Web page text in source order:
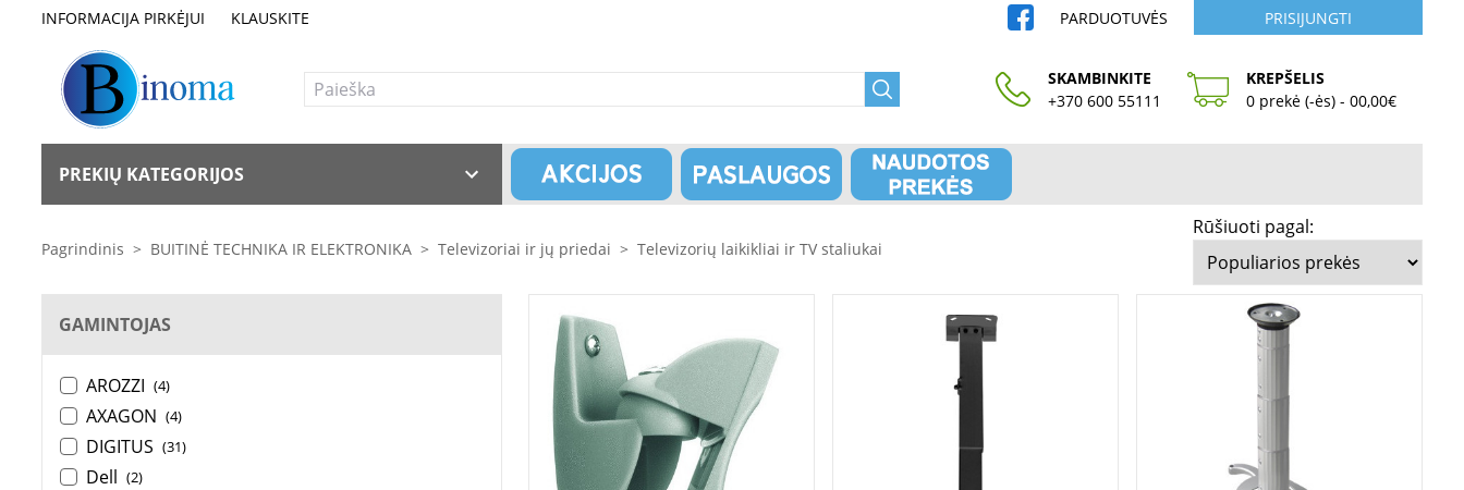
INFORMACIJA PIRKĖJUI KLAUSKITE PARDUOTUVĖS PRISIJUNGTI
SKAMBINKITE
+370 600 55111
KREPŠELIS
0 prekė (-ės) - 00,00€
PREKIŲ KATEGORIJOS
Pagrindinis > BUITINĖ TECHNIKA IR ELEKTRONIKA > Televizoriai ir jų priedai > Televizorių laikikliai ir TV staliukai
Rūšiuoti pagal:
GAMINTOJAS
AROZZI (4)
AXAGON (4)
DIGITUS (31)
Dell (2)